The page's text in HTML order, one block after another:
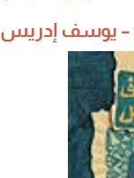
– يوسف إدريس